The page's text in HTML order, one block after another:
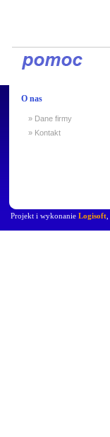
O nas
» Dane firmy
» Kontakt
Projekt i wykonanie Logisoft